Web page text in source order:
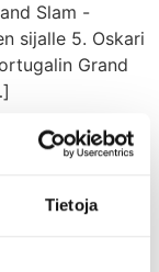
Tietoja
Slam -
sijalle 5. Oskari
Grand